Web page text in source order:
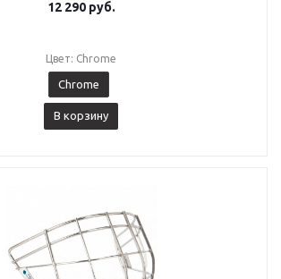
12 290руб.
Цвет: Chrome
Chrome
В корзину